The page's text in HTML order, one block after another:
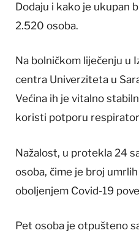
Dodaju i kako je ukupan
2.520 osoba.
Na bolničkom liječenju u
centra Univerziteta u
Većina ih je vitalno
koristi potporu
Nažalost, u protekla 24
osoba, čime je broj
oboljenjem Covid-19
Pet osoba je otpušteno